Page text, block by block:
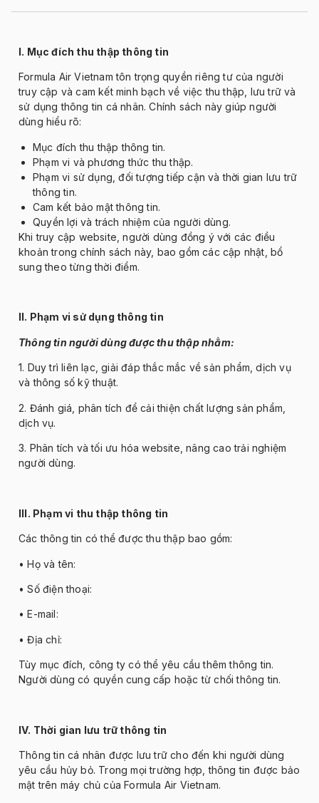
I. Mụcđích thu thập thông tin
Formula Air Vietnam tôn trọng quyền riêng tư của người
truy cập và cam kết minh bạch về việc thu thập, lưu trữ và
sử dụng thông tin cá nhân. Chính sách này giúp người
dùng hiểu rõ:
Mục đích thu thập thông tin.
Phạm vi và phương thức thu thập.
Phạm vi sử dụng,đối tượng tiếp cận và thời gian lưu trữ
thông tin.
Cam kết bảo mật thông tin.
Quyền lợi và trách nhiệm của người dùng.
Khi truy cập website, người dùng đồng ý với các điều
khoản trong chính sách này, bao gồm các cập nhật, bổ
sung theo từng thời điểm.
II. Phạm vi sử dụng thông tin
Thông tin người dùngđược thu thập nhằm:
1. Duy trì liên lạc, giảiđáp thắc mắc về sản phẩm, dịch vụ
và thông số kỹ thuật.
2. Đánh giá, phân tích để cải thiện chất lượng sản phẩm,
dịch vụ.
3. Phân tích và tối ưu hóa website, nâng cao trải nghiệm
người dùng.
III. Phạm vi thu thập thông tin
Các thông tin có thểđược thu thập bao gồm:
• Họ và tên:
• Sốđiện thoại:
• E-mail:
•Địa chỉ:
Tùy mục đích, công ty có thể yêu cầu thêm thông tin.
Người dùng có quyền cung cấp hoặc từ chối thông tin.
IV. Thời gian lưu trữ thông tin
Thông tin cá nhân được lưu trữ chođến khi người dùng
yêu cầu hủy bỏ. Trong mọi trường hợp, thông tin được bảo
mật trên máy chủ của Formula Air Vietnam.